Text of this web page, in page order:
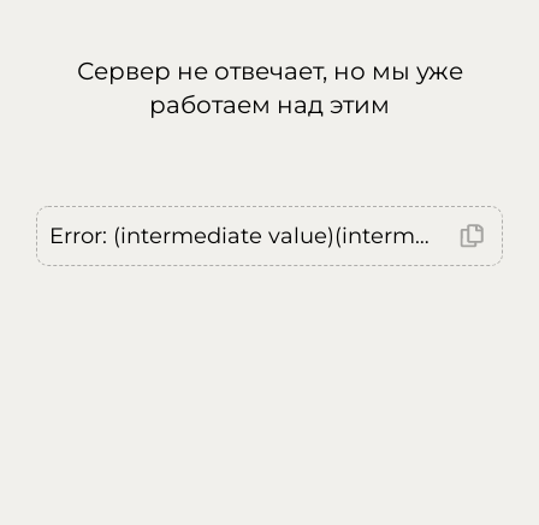
Сервер не отвечает, но мы уже
работаем над этим
Error: (intermediate value)(intermediate value)(intermediate value).replaceAll is not a function